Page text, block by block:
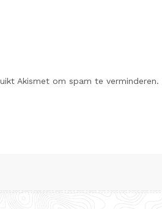
Akismet om spam te verminderen.